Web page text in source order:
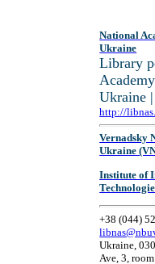
National
Ukraine
Library
Ukraine
http://
Vernadsky
Ukraine
Institute of
+38 (044)
Ukraine,
Ave, 3,